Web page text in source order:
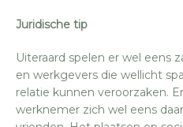
Juridische tip
Uiteraard spelen er wel eens
en werkgevers die wellicht
relatie kunnen veroorzaken.
werknemer zich wel eens